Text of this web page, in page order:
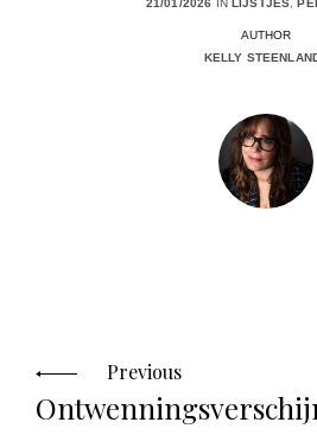
AUTHOR
KELLY
navigation
Previous